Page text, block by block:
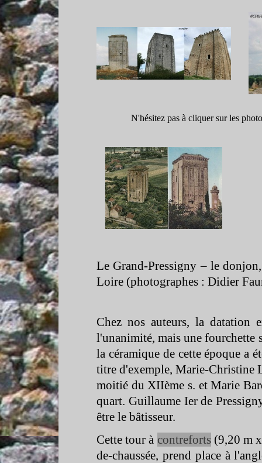
N'hésitez pas à cliquer sur les
Le Grand-Pressigny – le
Loire (photographes : Didier
Chez nos auteurs, la datation
l'unanimité, mais une fourchette
la céramique de cette époque a
titre d'exemple, Marie-Christine
moitié du XIIème s. et Marie
quart. Guillaume Ier de
être le bâtisseur.
Cette tour à contreforts(9,20 m x
de-chaussée, prend place à